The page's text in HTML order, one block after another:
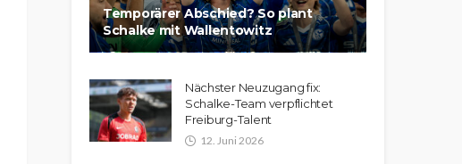
Temporärer Abschied? So plant
Schalke mit Wallentowitz
Nächster Neuzugang fix:
Schalke-Team verpflichtet
Freiburg-Talent
12. Juni 2026